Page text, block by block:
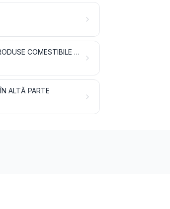
LAPTE ȘI PRODUSE LACTATE; OUĂ DE PĂSĂRI; MIERE NATURALĂ; PRODUSE COMESTIBILE DE ORIGINE ANIMALĂ, NEDENUMITE ȘI NECUPRINSE ÎN ALTĂ PARTE
ALTĂ PARTE